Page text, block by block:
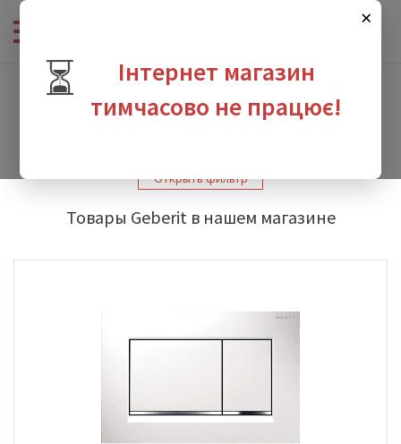
×
⏳
Інтернет магазин
тимчасово не працює!
Интернет-магазин сантехники - Производители - Geberit - Geberit Sigma 30
Открыть фильтр
Товары Geberit в нашем магазине